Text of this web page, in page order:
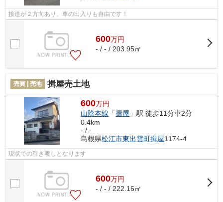
接道が２方向あり、車の出入りも自由です！
600万円
- / - / 203.95㎡
売買 | 売地 揖屋売土地
600万円
山陰本線 「揖屋 」駅 徒歩11分車2分
0.4km
- / -
島根県松江市東出雲町揖屋1174-4
現状での引き渡しとなります
600万円
- / - / 222.16㎡